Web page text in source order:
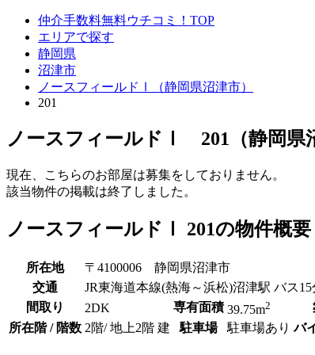
仲介手数料無料ウチコミ！TOP
エリアで探す
静岡県
沼津市
ノースフィールドⅠ（静岡県沼津市）
201
ノースフィールドⅠ 201（静岡県
現在、こちらのお部屋は募集をしておりません。
該当物件の掲載は終了しました。
ノースフィールドⅠ 201の物件概要
所在地
〒4100006 静岡県沼津市
交通
JR東海道本線(熱海～浜松)沼津駅 バス
間取り
2DK 専有面積 39.75m2
所在階 / 階数 2階/ 地上2階 建 駐車場 駐車場あり バ